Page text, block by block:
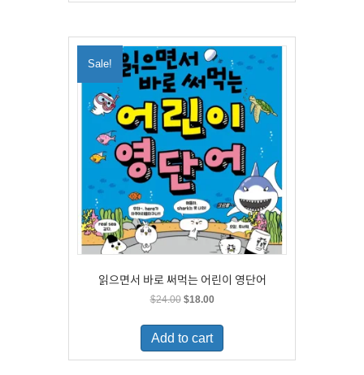
Sale!
읽으면서 바로 써먹는 어린이 영단어
$24.00 Original
was:
$24.00.
$18.00Current
is:
$18.00.
Add to cart